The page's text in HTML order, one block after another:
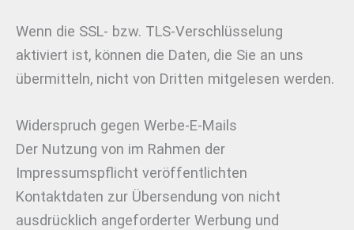
Wenn die SSL- bzw. TLS-Verschlüsselung
aktiviert ist, können die Daten, die Sie an uns
übermitteln, nicht von Dritten mitgelesen werden.
Widerspruch gegen Werbe-E-Mails
Der Nutzung von im Rahmen der
Impressumspflicht veröffentlichten
Kontaktdaten zur Übersendung von nicht
ausdrücklich angeforderter Werbung und